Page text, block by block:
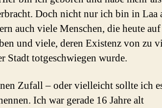
Doch nicht nur ich bin in Laa
auch viele Menschen, die heute
und viele, deren Existenz von zu
Stadt totgeschwiegen wurde.
Zufall – oder vielleicht sollte ich
Ich war gerade 16 Jahre alt